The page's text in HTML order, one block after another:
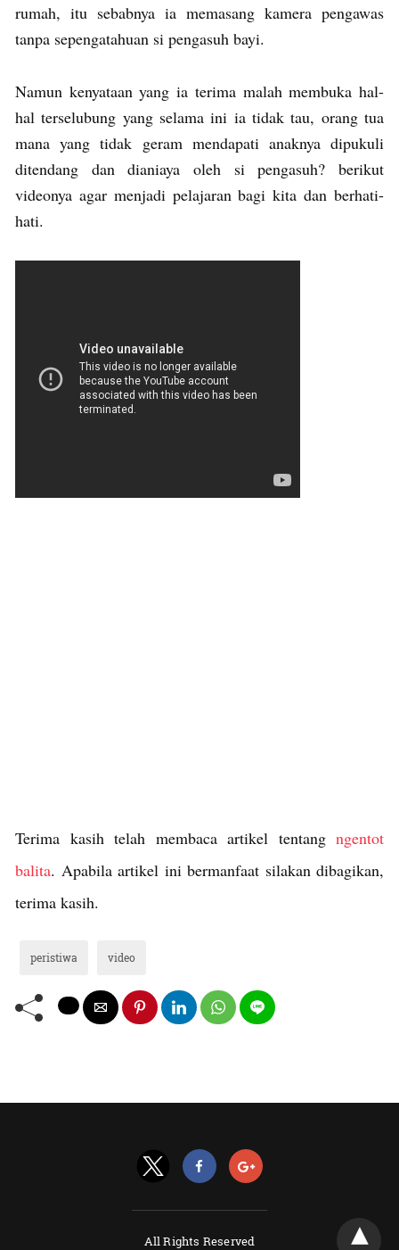
rumah, itu sebabnya ia memasang kamera pengawas
tanpa sepengatahuan si pengasuh bayi.
Namun kenyataan yang ia terima malah membuka hal-
hal terselubung yang selama ini ia tidak tau, orang tua
mana yang tidak geram mendapati anaknya dipukuli
ditendang dan dianiaya oleh si pengasuh? berikut
videonya agar menjadi pelajaran bagi kita dan berhati-
hati.
Terima kasih telah membaca artikel tentang ngentot
balita. Apabila artikel ini bermanfaat silakan dibagikan,
terima kasih.
peristiwa video
All Rights Reserved